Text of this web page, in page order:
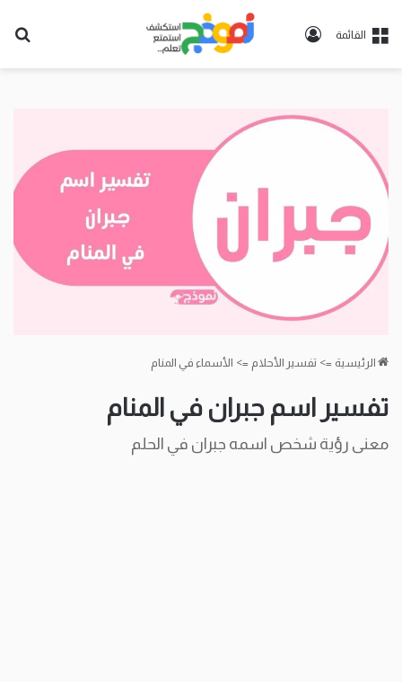
القائمة
تسجيل
الرئيسية => تفسير الأحلام => الأسماء في المنام
تفسير اسم جبران في المنام
معنى رؤية شخص اسمه جبران في الحلم